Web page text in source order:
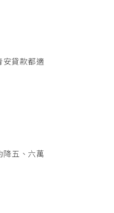
貸款都適
降五、六萬